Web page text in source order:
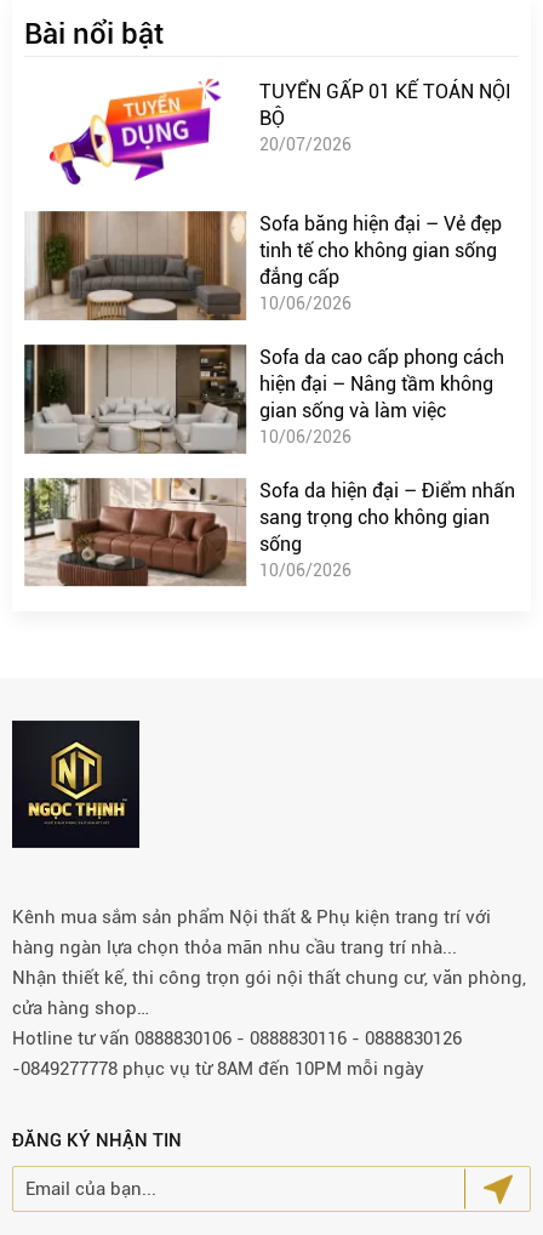
Bài nổi bật
TUYỂN GẤP 01 KẾ TOÁN NỘI
BỘ
20/07/2026
Sofa băng hiện đại – Vẻ đẹp
tinh tế cho không gian sống
đẳng cấp
10/06/2026
Sofa da cao cấp phong cách
hiện đại – Nâng tầm không
gian sống và làm việc
10/06/2026
Sofa da hiện đại – Điểm nhấn
sang trọng cho không gian
sống
10/06/2026
Kênh mua sắm sản phẩm Nội thất & Phụ kiện trang trí với
hàng ngàn lựa chọn thỏa mãn nhu cầu trang trí nhà...
Nhận thiết kế, thi công trọn gói nội thất chung cư, văn phòng,
cửa hàng shop…
Hotline tư vấn 0888830106 - 0888830116 - 0888830126
-0849277778 phục vụ từ 8AM đến 10PM mỗi ngày
ĐĂNG KÝ NHẬN TIN